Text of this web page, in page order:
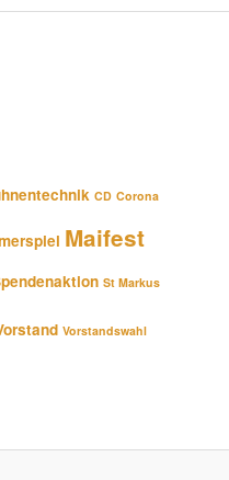
CD Corona
Maifest
St Markus
Vorstandswahl